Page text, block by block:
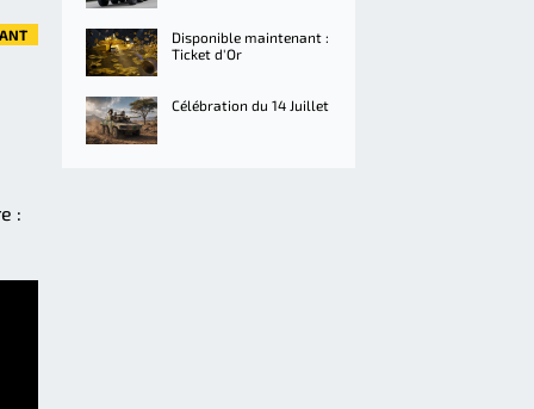
:
Disponible maintenant :
Ticket d'Or
Célébration du 14 Juillet